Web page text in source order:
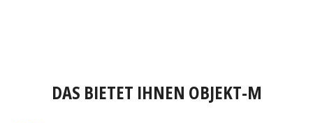
DAS BIETET IHNEN OBJEKT-M